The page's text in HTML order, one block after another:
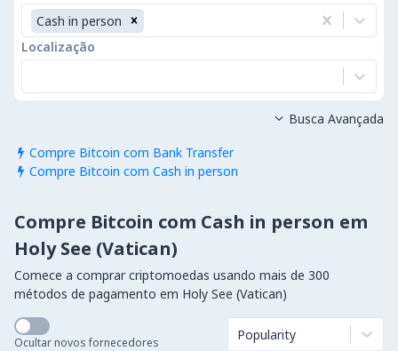
Cash in person
Localização
 Compre Bitcoin com Bank Transfer
 Compre Bitcoin com Cash in person
 Busca Avançada
Compre Bitcoin com Cash in person em
Holy See (Vatican)
Comece a comprar criptomoedas usando mais de 300
métodos de pagamento em Holy See (Vatican)
Ocultar novos fornecedores Popularity